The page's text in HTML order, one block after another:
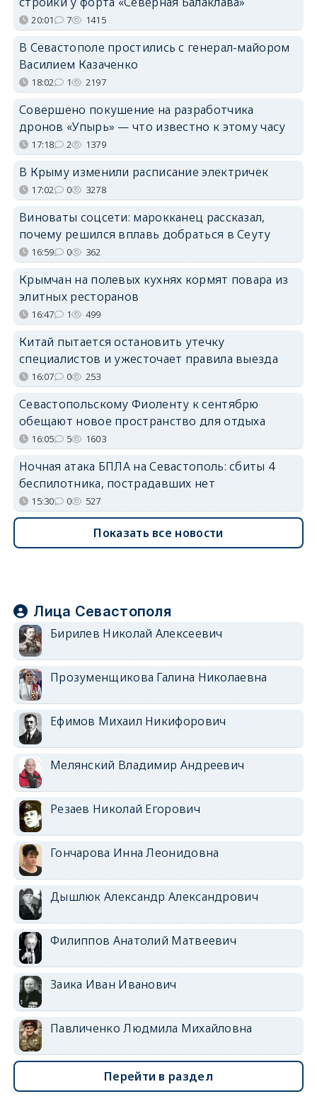
20:01 7 1415
В Севастополе простились с генерал-майором
Василием Казаченко
18:02 1 2197
Совершено покушение на разработчика
дронов «Упырь» — что известно к этому часу
17:18 2 1379
В Крыму изменили расписание электричек
17:02 0 3278
Виноваты соцсети: марокканец рассказал,
почему решился вплавь добраться в Сеуту
16:59 0 362
Крымчан на полевых кухнях кормят повара из
элитных ресторанов
16:47 1 499
Китай пытается остановить утечку
специалистов и ужесточает правила выезда
16:07 0 253
Севастопольскому Фиоленту к сентябрю
обещают новое пространство для отдыха
16:05 5 1603
Ночная атака БПЛА на Севастополь: сбиты 4
беспилотника, пострадавших нет
15:30 0 527
Показать все новости
Лица Севастополя
Бирилев Николай Алексеевич
Прозуменщикова Галина Николаевна
Ефимов Михаил Никифорович
Мелянский Владимир Андреевич
Резаев Николай Егорович
Гончарова Инна Леонидовна
Дышлюк Александр Александрович
Филиппов Анатолий Матвеевич
Заика Иван Иванович
Павличенко Людмила Михайловна
Перейти в раздел